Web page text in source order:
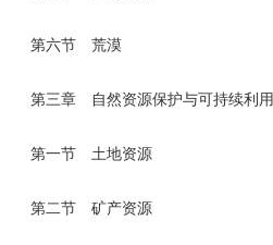
第六节 荒漠
第三章 自然资源保护与可持续利用
第一节 土地资源
第二节 矿产资源